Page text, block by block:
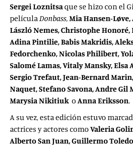
Sergei Loznitsaque se hizo con el
películaDonbass,Mia Hansen-
László Nemes, Christophe
Adina Pintilie, Babis Makridis,
Fedorchenko, Nicolas Philibert,
Salomé Lamas, Vitaly Mansky, Elsa
Sergio Trefaut, Jean-Bernard
Naquet, Stefano Savona, Andre Gil
Marysia Nikitiuk oAnna Eriksson.
A su vez, esta edición estuvo
actrices y actores comoValeria
Alberto San Juan, Guillermo